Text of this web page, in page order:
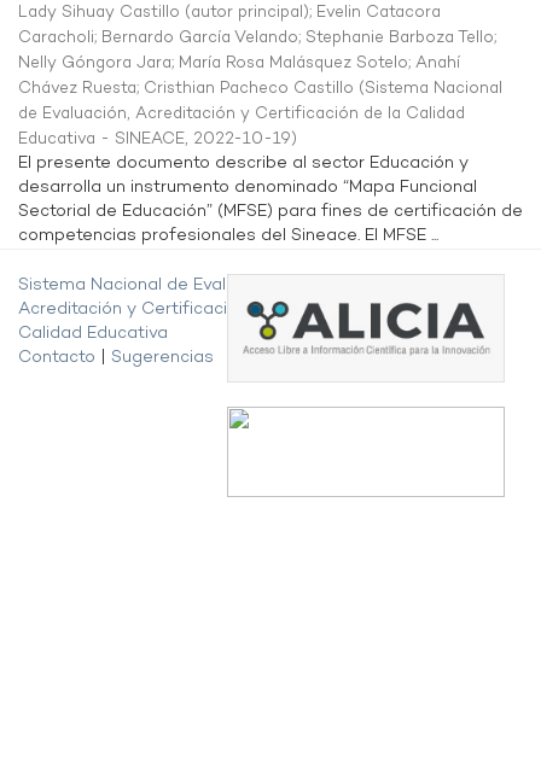
Lady Sihuay Castillo (autor principal); Evelin Catacora
Caracholi; Bernardo García Velando; Stephanie Barboza Tello;
Nelly Góngora Jara; María Rosa Malásquez Sotelo; Anahí
Chávez Ruesta; Cristhian Pacheco Castillo (Sistema Nacional
de Evaluación, Acreditación y Certificación de la Calidad
Educativa - SINEACE, 2022-10-19)
El presente documento describe al sector Educación y
desarrolla un instrumento denominado “Mapa Funcional
Sectorial de Educación” (MFSE) para fines de certificación de
competencias profesionales del Sineace. El MFSE ...
Sistema Nacional de Evaluación,
Acreditación y Certificación de la
Calidad Educativa
Contacto
Sugerencias